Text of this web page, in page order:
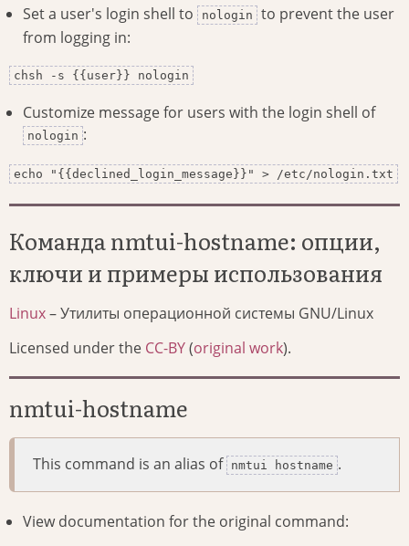
Set a user's login shell to nologin
to prevent the user
from logging in:
chsh -s {{user}} nologin
Customize message for users with the login shell of
nologin :
echo "{{declined_login_message}}" > /etc/nologin.txt
Команда nmtui-hostname: опции,
ключи и примеры использования
Linux– Утилиты операционной системы GNU/Linux
Licensed under the CC-BY(original work).
nmtui-hostname
This command is an alias of nmtui hostname .
View documentation for the original command: